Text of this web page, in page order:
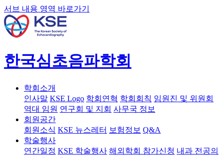
서브 내용 영역 바로가기
한국심초음파학회
학회소개
인사말 KSE Logo 학회연혁 학회회칙 임원진 및 위원회
역대 임원 연구회 및 지회 사무국 정보
회원공간
회원소식 KSE 뉴스레터 보험정보 Q&A
학술행사
연간일정 KSE 학술행사 해외학회 참가신청 내과 전공의